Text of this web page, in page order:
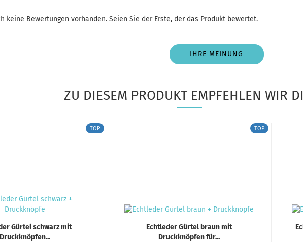
keine Bewertungen vorhanden. Seien Sie der Erste, der das Produkt bewertet.
IHRE MEINUNG
ZU DIESEM PRODUKT EMPFEHLEN WIR
TOP
Gürtel schwarz mit
Druckknöpfen...
TOP
Echtleder Gürtel braun mit
Druckknöpfen für...